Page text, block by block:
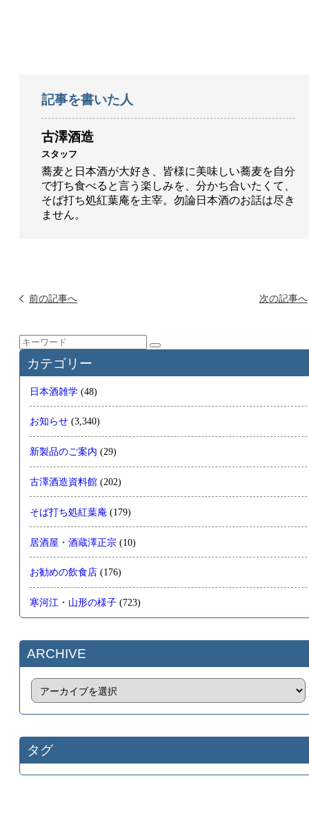
記事を書いた人
古澤酒造
スタッフ
蕎麦と日本酒が大好き、皆様に美味しい蕎麦を自分
で打ち食べると言う楽しみを、分かち合いたくて、
そば打ち処紅葉庵を主宰。勿論日本酒のお話は尽き
ません。
前の記事へ 次の記事へ
カテゴリー
日本酒雑学 (48)
お知らせ (3,340)
新製品のご案内 (29)
古澤酒造資料館 (202)
そば打ち処紅葉庵 (179)
居酒屋・酒蔵澤正宗 (10)
お勧めの飲食店 (176)
寒河江・山形の様子 (723)
ARCHIVE
タグ